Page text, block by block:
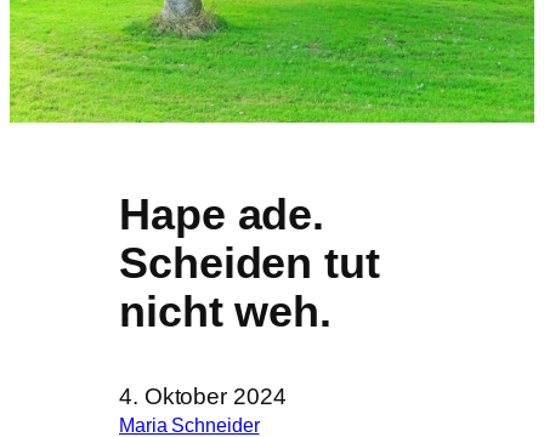
Hape ade.
Scheiden tut
nicht weh.
4. Oktober 2024
Maria Schneider